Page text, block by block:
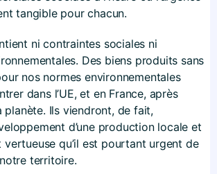
tangible pour chacun.
ni contraintes sociales ni
Des biens produits sans
nos normes environnementales
dans l’UE, et en France, après
planète. Ils viendront, de fait,
d’une production locale et
qu’il est pourtant urgent de
territoire.